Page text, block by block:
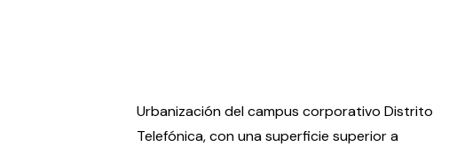
Urbanización del campus corporativo Distrito
Telefónica, con una superficie superior a